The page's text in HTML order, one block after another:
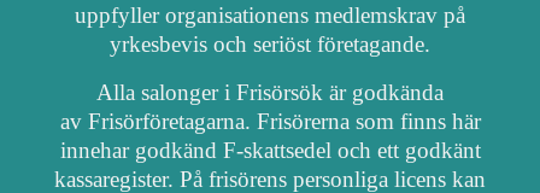
uppfyller organisationens medlemskrav på
yrkesbevis och seriöst företagande.
Alla salonger i Frisörsök är godkända
av Frisörföretagarna. Frisörerna som finns här
innehar godkänd F-skattsedel och ett godkänt
kassaregister. På frisörens personliga licens kan